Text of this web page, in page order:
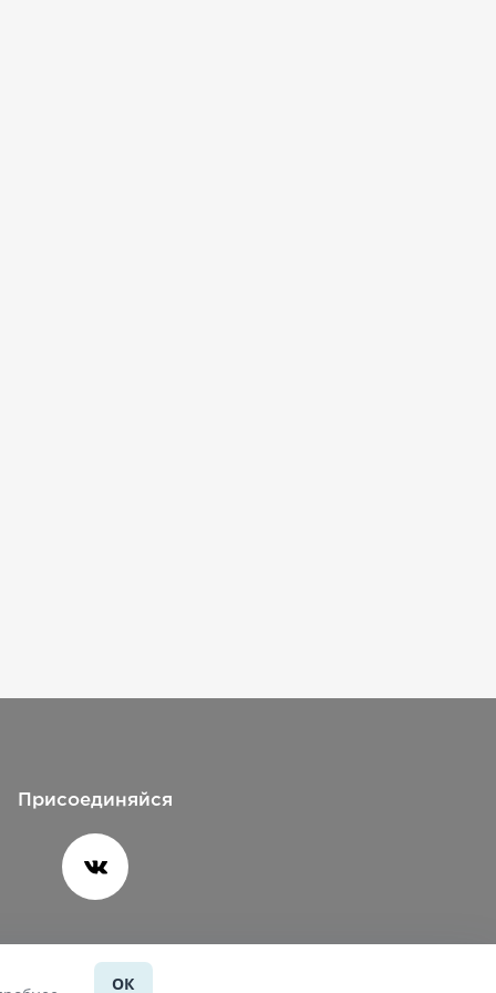
Присоединяйся
ОК